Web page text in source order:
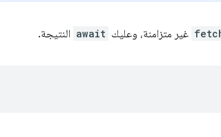
غير متزامنة، وعليك await النتيجة.